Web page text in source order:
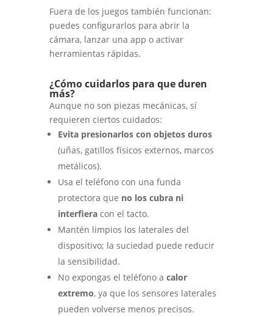
Fuera de los juegos también funcionan:
puedes configurarlos para abrir la
cámara, lanzar una app o activar
herramientas rápidas.
¿Cómo cuidarlos para que duren
más?
Aunque no son piezas mecánicas, sí
requieren ciertos cuidados:
Evita presionarlos con objetos duros
(uñas, gatillos físicos externos, marcos
metálicos).
Usa el teléfono con una funda
protectora que no los cubra ni
interfieracon el tacto.
Mantén limpios los laterales del
dispositivo; la suciedad puede reducir
la sensibilidad.
No expongas el teléfono a calor
extremo, ya que los sensores laterales
pueden volverse menos precisos.